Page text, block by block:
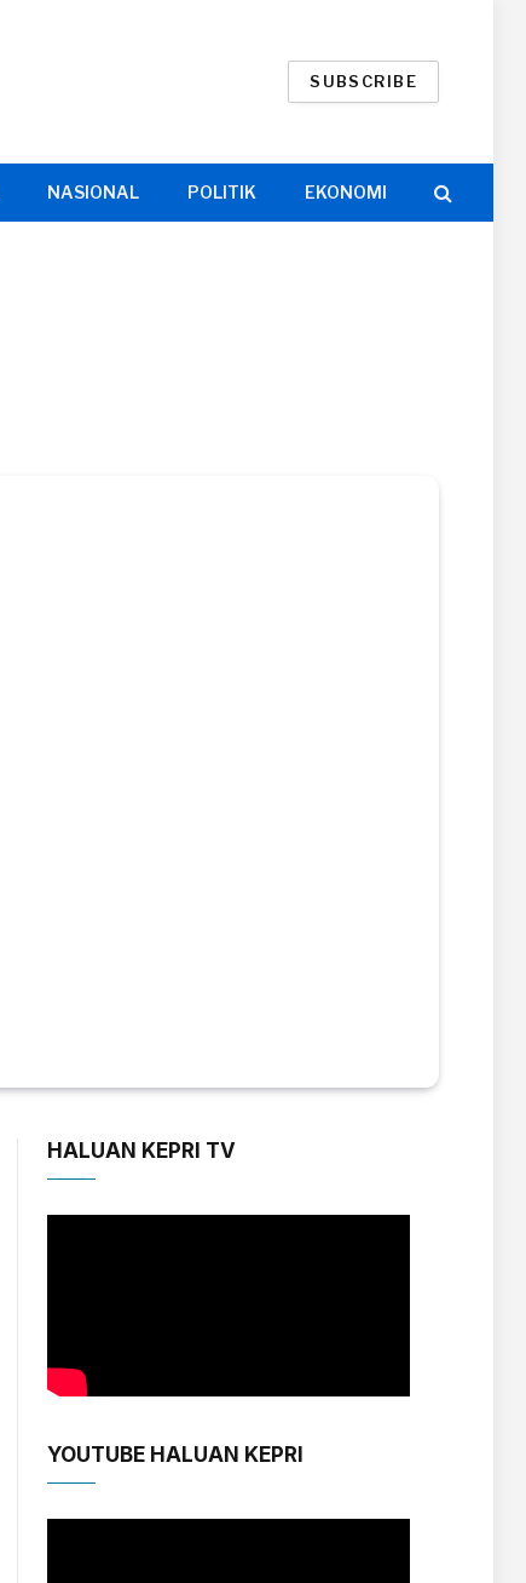
SUBSCRIBE
NASIONAL POLITIK EKONOMI
HALUAN KEPRI TV
YOUTUBE HALUAN KEPRI